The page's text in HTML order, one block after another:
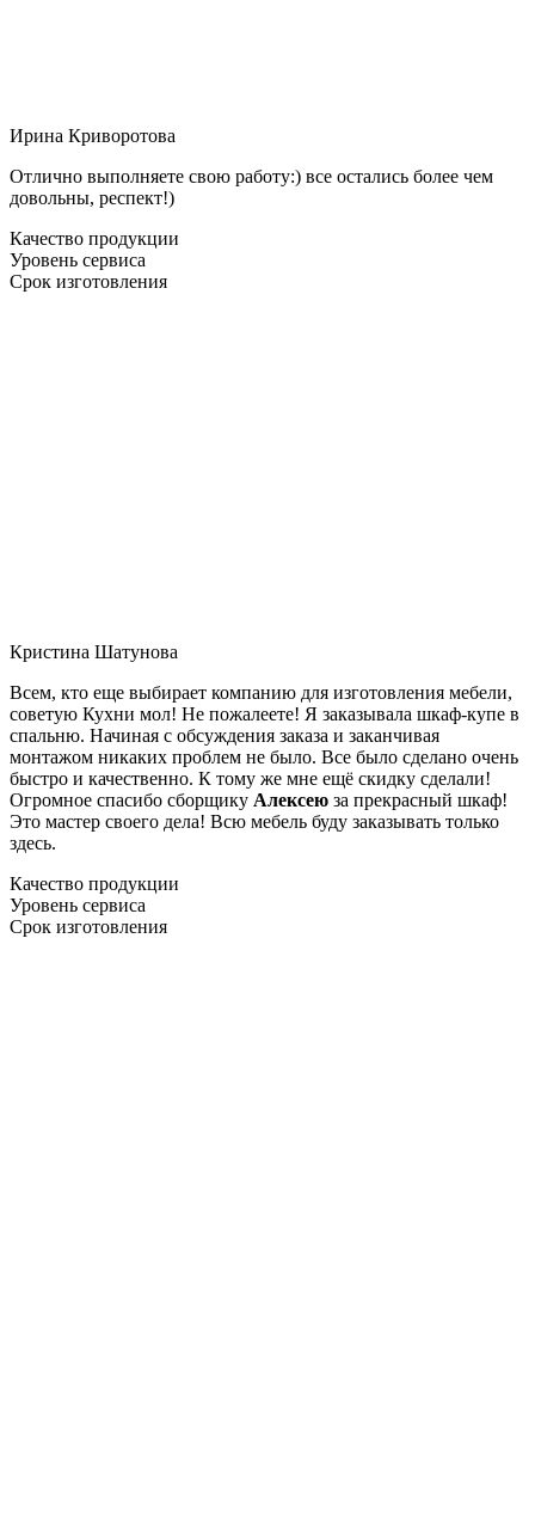
Ирина Криворотова
Отлично выполняете свою работу:) все остались более чем
довольны, респект!)
Качество продукции
Уровень сервиса
Срок изготовления
Кристина Шатунова
Всем, кто еще выбирает компанию для изготовления мебели,
советую Кухни мол! Не пожалеете! Я заказывала шкаф-купе в
спальню. Начиная с обсуждения заказа и заканчивая
монтажом никаких проблем не было. Все было сделано очень
быстро и качественно. К тому же мне ещё скидку сделали!
Огромное спасибо сборщику Алексею за прекрасный шкаф!
Это мастер своего дела! Всю мебель буду заказывать только
здесь.
Качество продукции
Уровень сервиса
Срок изготовления